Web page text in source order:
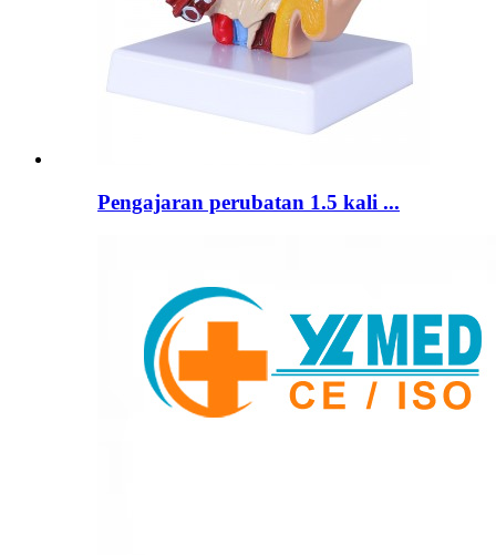
Pengajaran perubatan 1.5 kali ...